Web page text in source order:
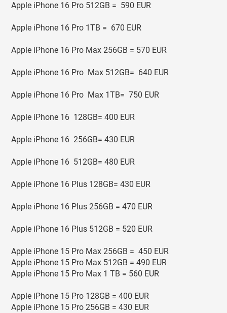
Apple iPhone 16 Pro 512GB = 590 EUR
Apple iPhone 16 Pro 1TB = 670 EUR
Apple iPhone 16 Pro Max 256GB = 570 EUR
Apple iPhone 16 Pro Max 512GB= 640 EUR
Apple iPhone 16 Pro Max 1TB= 750 EUR
Apple iPhone 16 128GB= 400 EUR
Apple iPhone 16 256GB= 430 EUR
Apple iPhone 16 512GB= 480 EUR
Apple iPhone 16 Plus 128GB= 430 EUR
Apple iPhone 16 Plus 256GB = 470 EUR
Apple iPhone 16 Plus 512GB = 520 EUR
Apple iPhone 15 Pro Max 256GB = 450 EUR
Apple iPhone 15 Pro Max 512GB = 490 EUR
Apple iPhone 15 Pro Max 1 TB = 560 EUR
Apple iPhone 15 Pro 128GB = 400 EUR
Apple iPhone 15 Pro 256GB = 430 EUR